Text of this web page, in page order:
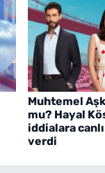
Muhtemel
mu? Hayal
iddialara
verdi